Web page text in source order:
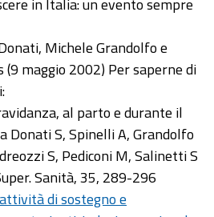
in Italia: un evento sempre
Michele Grandolfo e
(9 maggio 2002) Per saperne di
al parto e durante il
Donati S, Spinelli A, Grandolfo
S, Pediconi M, Salinetti S
Sanità, 35, 289-296
di sostegno e